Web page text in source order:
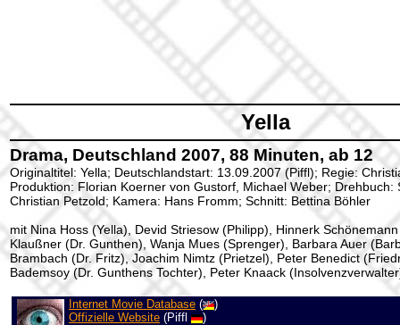
Yella
Drama, Deutschland 2007, 88 Minuten, ab 12
Originaltitel: Yella; Deutschlandstart: 13.09.2007 (Piffl); Regie:
Produktion: Florian Koerner von Gustorf, Michael Weber; Drehbuch:
Christian Petzold; Kamera: Hans Fromm; Schnitt: Bettina Böhler
mit Nina Hoss (Yella), Devid Striesow (Philipp), Hinnerk
Klaußner (Dr. Gunthen), Wanja Mues (Sprenger), Barbara Auer
Brambach (Dr. Fritz), Joachim Nimtz (Prietzel), Peter Benedict
Bademsoy (Dr. Gunthens Tochter), Peter Knaack
Internet Movie Database (
)
Offizielle Website (Piffl )